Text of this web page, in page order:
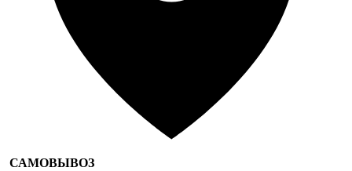
САМОВЫВОЗ